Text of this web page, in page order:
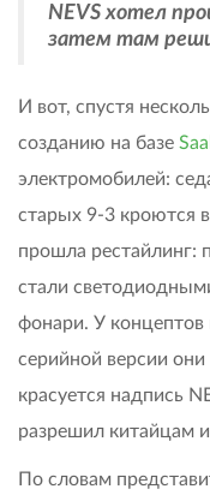
NEVS хотел
затем там
И вот, спустя
созданию на базе
электромобилей:
старых 9-3 кроются
прошла рестайлинг:
стали
фонари. У концептов
серийной версии
красуется надпись
разрешил китайцам
По словам